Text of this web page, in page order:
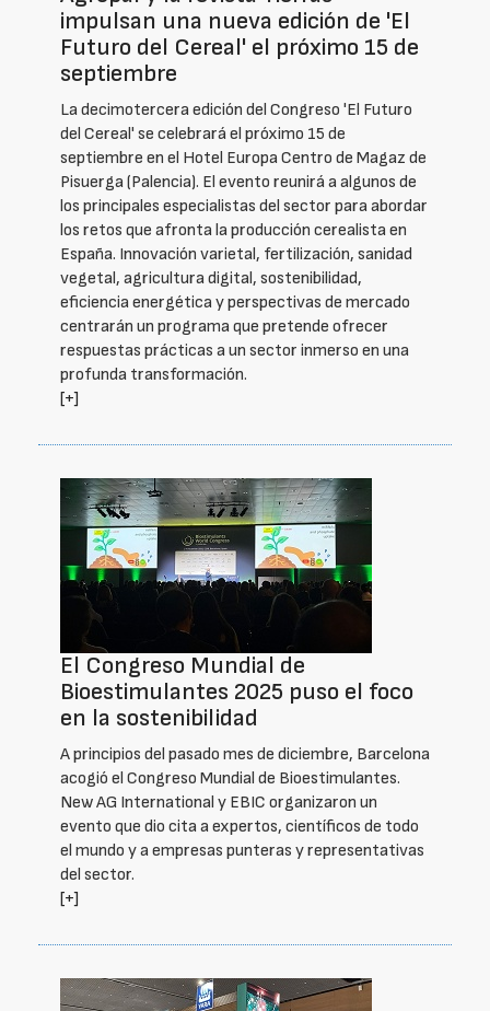
impulsan una nueva edición de 'El
Futuro del Cereal' el próximo 15 de
septiembre
La decimotercera edición del Congreso 'El Futuro
del Cereal' se celebrará el próximo 15 de
septiembre en el Hotel Europa Centro de Magaz de
Pisuerga (Palencia). El evento reunirá a algunos de
los principales especialistas del sector para abordar
los retos que afronta la producción cerealista en
España. Innovación varietal, fertilización, sanidad
vegetal, agricultura digital, sostenibilidad,
eficiencia energética y perspectivas de mercado
centrarán un programa que pretende ofrecer
respuestas prácticas a un sector inmerso en una
profunda transformación.
[+]
El Congreso Mundial de
Bioestimulantes 2025 puso el foco
en la sostenibilidad
A principios del pasado mes de diciembre, Barcelona
acogió el Congreso Mundial de Bioestimulantes.
New AG International y EBIC organizaron un
evento que dio cita a expertos, científicos de todo
el mundo y a empresas punteras y representativas
del sector.
[+]